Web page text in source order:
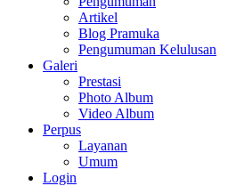
Artikel
Blog Pramuka
Pengumuman Kelulusan
Galeri
Prestasi
Photo Album
Video Album
Perpus
Layanan
Umum
Login